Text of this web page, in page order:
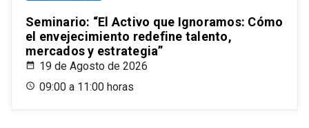
Seminario: “El Activo que Ignoramos: Cómo
el envejecimiento redefine talento,
mercados y estrategia”
19 de Agosto de 2026
09:00 a 11:00 horas